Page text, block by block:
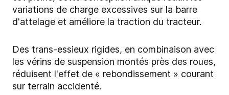
variations de charge excessives sur la barre
d'attelage et améliore la traction du tracteur.
Des trans-essieux rigides, en combinaison avec
les vérins de suspension montés près des roues,
réduisent l'effet de « rebondissement » courant
sur terrain accidenté.